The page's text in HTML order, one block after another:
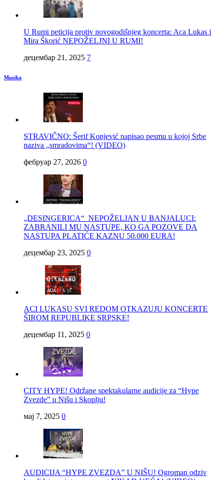
U Rumi peticija protiv novogodišnjeg koncerta: Aca Lukas i
Mira Škorić NEPOŽELJNI U RUMI!
децембар 21, 2025 7
Muzika
STRAVIČNO: Šerif Konjević napisao pesmu u kojoj Srbe
naziva „smradovima“! (VIDEO)
фебруар 27, 2026 0
„DESINGERICA“ NEPOŽELJAN U BANJALUCI:
ZABRANILI MU NASTUPE, KO GA POZOVE DA
NASTUPA PLATIĆE KAZNU 50.000 EURA!
децембар 23, 2025 0
ACI LUKASU SVI REDOM OTKAZUJU KONCERTE
ŠIROM REPUBLIKE SRPSKE!
децембар 11, 2025 0
CITY HYPE! Održane spektakularne audicije za “Hype
Zvezde” u Nišu i Skoplju!
мај 7, 2025 0
AUDICIJA “HYPE ZVEZDA” U NIŠU! Ogroman odziv